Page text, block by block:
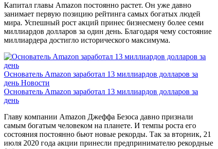
Капитал главы Amazon постоянно растет. Он уже давно
занимает первую позицию рейтинга самых богатых людей
мира. Успешный рост акций принес бизнесмену более семи
миллиардов долларов за один день. Благодаря чему состояние
миллиардера достигло исторического максимума.
Основатель Amazon заработал 13 миллиардов долларов за
день Новости
Основатель Amazon заработал 13 миллиардов долларов за
день
Главу компании Amazon Джеффа Безоса давно признали
самым богатым человеком на планете. И темпы роста его
состояния постоянно бьют новые рекорды. Так за вторник, 21
июля 2020 года акции принесли предпринимателю рекордные